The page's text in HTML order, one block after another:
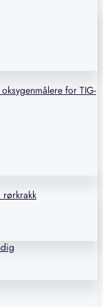
for TIG-
rørkrakk